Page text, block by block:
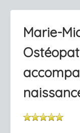
Marie-